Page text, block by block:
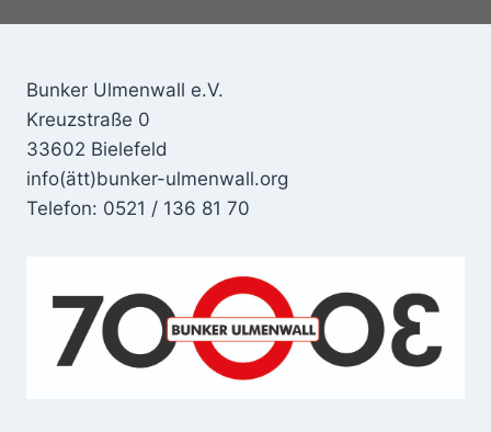
Bunker Ulmenwall e.V.
Kreuzstraße 0
33602 Bielefeld
info(ätt)bunker-ulmenwall.org
Telefon: 0521 / 136 81 70